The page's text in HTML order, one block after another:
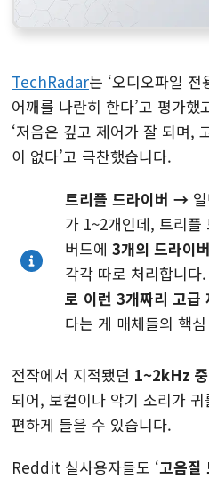
TechRadar는 ‘오디오파일
어깨를 나란히 한다’고 평가했
‘저음은 깊고 제어가 잘 되며,
이 없다’고 극찬했습니다.
트리플 드라이버 →
가 1~2개인데, 트리플
버드에 3개의 드라이버
각각 따로 처리합니다
로 이런 3개짜리 고급
다는 게 매체들의 핵
전작에서 지적됐던 1~2kHz
되어, 보컬이나 악기 소리가
편하게 들을 수 있습니다.
Reddit 실사용자들도 ‘고음